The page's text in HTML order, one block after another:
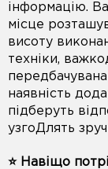
інформацію.
місце
висоту
техніки,
передбачувана
наявність
підберуть
узгоДлять
⭐️ Навіщо